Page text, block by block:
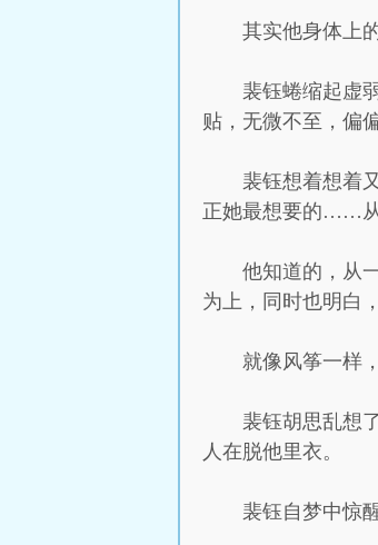
其实他身体上
裴钰蜷缩起虚
贴，无微不至，偏
裴钰想着想着
正她最想要的……从
他知道的，从
为上，同时也明白
就像风筝一样
裴钰胡思乱想
人在脱他里衣。
裴钰自梦中惊